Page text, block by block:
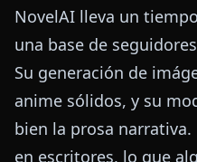
NovelAI lleva un
una base de
Su generación de
anime sólidos, y su
bien la prosa
en escritores, lo que